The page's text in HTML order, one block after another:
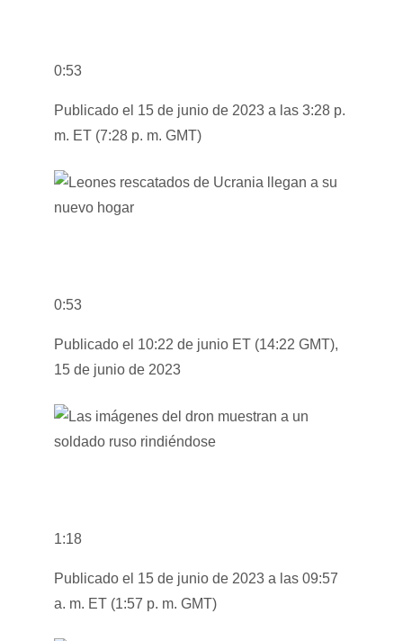
0:53
Publicado el 15 de junio de 2023 a las 3:28 p.
m. ET (7:28 p. m. GMT)
0:53
Publicado el 10:22 de junio ET (14:22 GMT),
15 de junio de 2023
1:18
Publicado el 15 de junio de 2023 a las 09:57
a. m. ET (1:57 p. m. GMT)